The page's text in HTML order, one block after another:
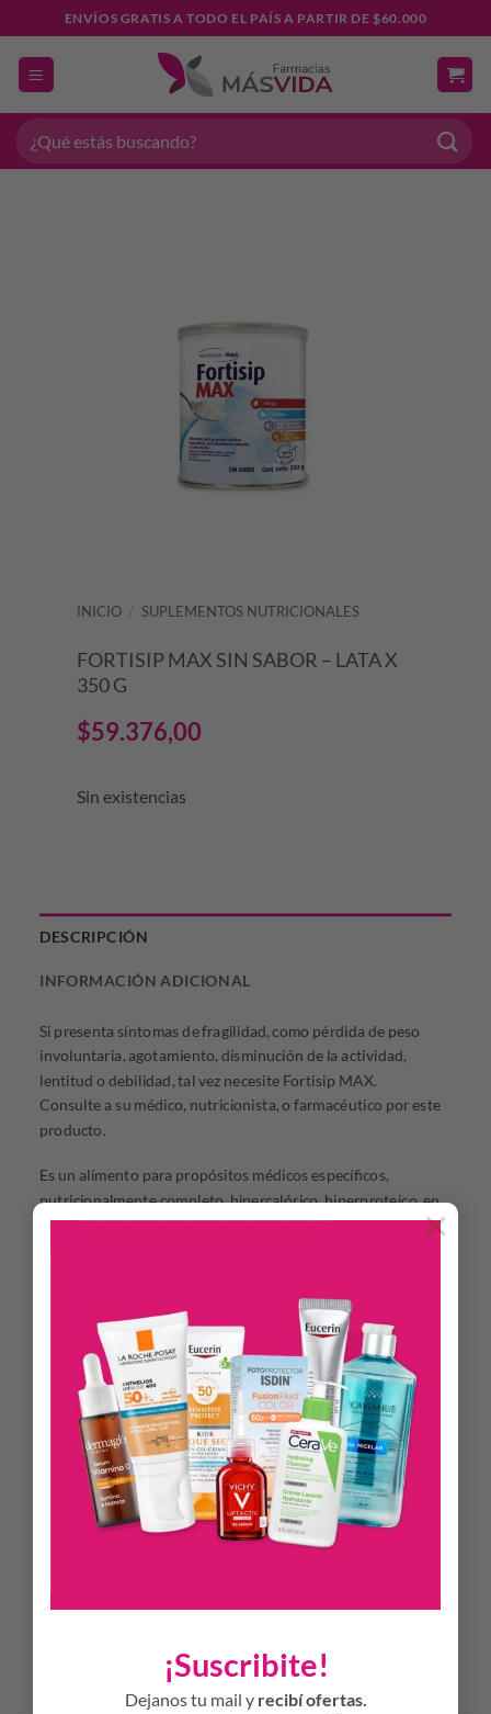
¡Suscribite!
Dejanos tu mail y recibí ofertas.
×
al
contenido
ENVÍOS GRATIS A TODO EL PAÍS A PARTIR DE $60.000
Buscar
por:
INICIO / SUPLEMENTOS NUTRICIONALES
FORTISIP MAX SIN SABOR – LATA X
350 G
$59.376,00
Sin existencias
DESCRIPCIÓN
INFORMACIÓN ADICIONAL
Si presenta síntomas de fragilidad, como pérdida de peso
involuntaria, agotamiento, disminución de la actividad,
lentitud o debilidad, tal vez necesite Fortisip MAX.
Consulte a su médico, nutricionista, o farmacéutico por este
producto.
Es un alimento para propósitos médicos específicos,
nutricionalmente completo, hipercalórico, hiperproteico, en
polvo, de sabor neutro y vainilla con nutrientes múltiples
Fortisip MAX puede ser administrado por vía oral o por
sonda utilizándolo como única fuente de alimentación o
como complemento nutricional, y gracias a su presentación
de sabor neutro permite enriquecer las preparaciones dulces
y saladas sin alterar su sabor.
Es adecuado como apoyo nutricional oral o enteral
permitiendo incrementar el aporte de energía, proteínas y
micronutrientes en pacientes frágiles, que no alcanzan a
cubrir todos los requerimientos nutricionales con alimentos
convencionales, desnutridos o en riesgo de desnutrición.
Productos Relacionados